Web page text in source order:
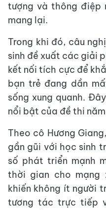
tượng và thông điệp
mang lại.
Trong khi đó, câu
sinh đề xuất các giải
kết nối tích cực để
bạn trẻ đang dần
sống xung quanh.
nổi bật của đề thi
Theo cô Hương
gần gũi với học sinh
số phát triển mạnh
thời gian cho
khiến không ít người
tương tác trực tiếp